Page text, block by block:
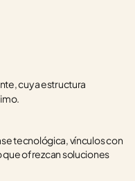
cuya estructura
tecnológica, vínculos con
que ofrezcan soluciones